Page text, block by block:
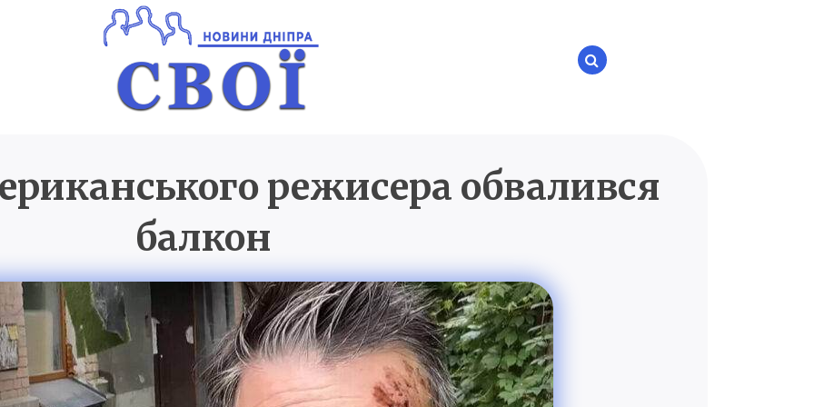
SVOI.DP.UA
Новини Дніпрарежисера обвалився
балкон